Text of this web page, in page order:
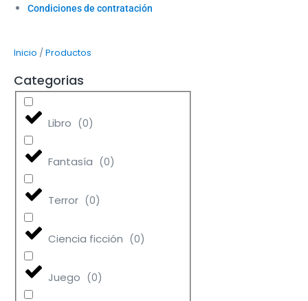
Condiciones de contratación
Inicio /Productos
Categorias
Libro (0)
Fantasía (0)
Terror (0)
Ciencia ficción (0)
Juego (0)